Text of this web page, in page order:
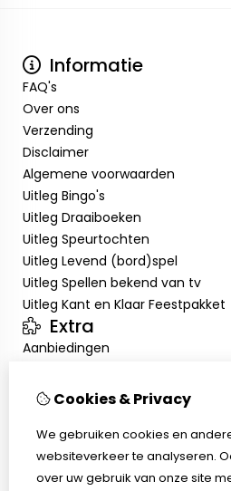
Informatie
FAQ's
Over ons
Verzending
Disclaimer
Algemene voorwaarden
Uitleg Bingo's
Uitleg Draaiboeken
Uitleg Speurtochten
Uitleg Levend (bord)spel
Uitleg Spellen bekend van tv
Uitleg Kant en Klaar Feestpakket
Extra
Aanbiedingen
Contact
FAQ's
Verzending
Disclaimer
Cookies & Privacy
We gebruiken cookies en
websiteverkeer te analyseren.
over uw gebruik van onze site